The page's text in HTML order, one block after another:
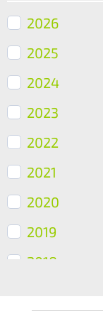
2026
2025
2024
2023
2022
2021
2020
2019
2018